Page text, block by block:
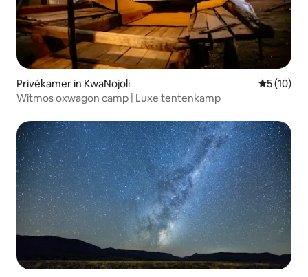
Privékamer in KwaNojoli
5 (10)
Witmos oxwagon camp | Luxe tentenkamp